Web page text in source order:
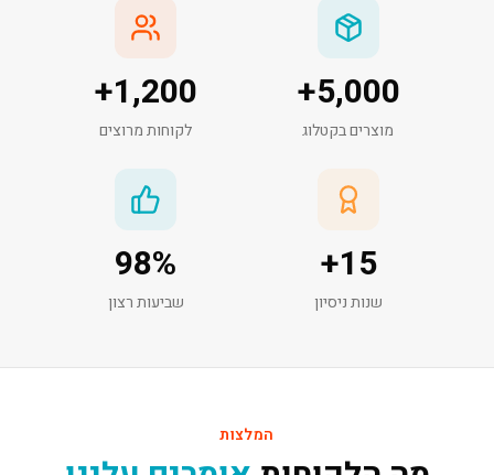
5,000
+
מוצרים בקטלוג
1,200
+
לקוחות מרוצים
15
+
שנות ניסיון
98%
שביעות רצון
המלצות